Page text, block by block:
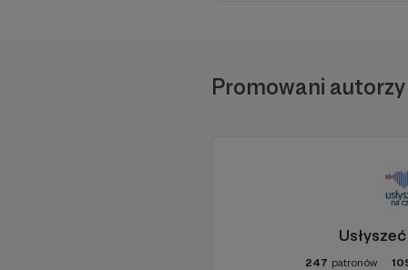
Promowani autorzy
247 patronów